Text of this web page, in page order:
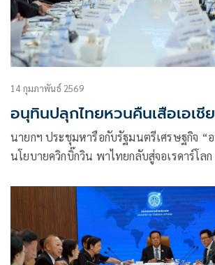
14 กุมภาพันธ์ 2569
อนุทินปลุกไทยหวนคืนเสือเอเชีย
นายกฯ ประชุมหารือกับรัฐมนตรีเศรษฐกิจ
นโยบายควิกบิ๊กวิน พาไทยกลับสู่จอเรดาร์โล